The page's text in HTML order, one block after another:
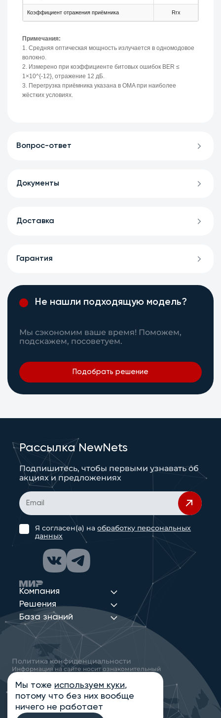
Коэффициент отражения приёмника Rrx
Примечания:
1. Средняя оптическая мощность излучается в одномодовое
волокно.
2. Измерено при коэффициенте битовых ошибок BER ≤
1×10^{-12}, отражение 12 дБ.
3. Перегрузка приёмника указана в OMA при наиболее
жёстких условиях.
Вопрос-ответ
Документы
Доставка
Гарантия
Не нашли подходящую модель?
Мы сэкономим ваше время! Поможем,
подскажем, посоветуем.
Подобрать решение
Компания
Решения
База знаний
Рассылка NewNets
Подпишитесь, чтобы первыми узнавать об
акциях и предложениях
Я согласен(а) наобработку персональных
данных
Политика конфиденциальности
Информация на сайте носит ознакомительный
характер и не является публичной офертой,
определяемой положениями статьи 437
Гражданского кодекса РФ
© 2013-2026 Новые Сети Интеграция
Мы тоже используем куки,
потому что без них вообще
ничего не работает